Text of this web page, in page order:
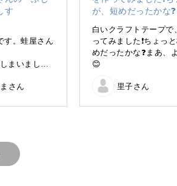
少し複雑な形の作品作りをご紹介
ム作りを楽しみましょう。
たかぎ針編みを紹介しているので
。蛙屋さん
まいました
の「あか」
苦戦しまし
たのか1回目
さん
白いクラフトテープで
ってみました❗ちょっ
めだったかな❓️まあ、
😊
里子さん